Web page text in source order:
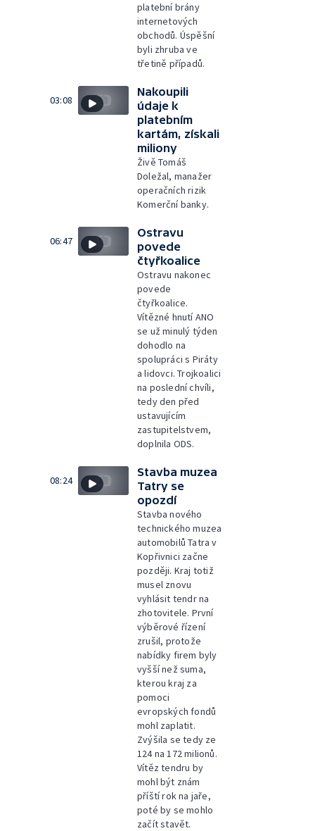
platební brány
internetových
obchodů. Úspěšní
byli zhruba ve
třetině případů.
03:08
Nakoupili
údaje k
platebním
kartám, získali
miliony
Živě Tomáš
Doležal, manažer
operačních rizik
Komerční banky.
06:47
Ostravu
povede
čtyřkoalice
Ostravu nakonec
povede
čtyřkoalice.
Vítězné hnutí ANO
se už minulý týden
dohodlo na
spolupráci s Piráty
a lidovci. Trojkoalici
na poslední chvíli,
tedy den před
ustavujícím
zastupitelstvem,
doplnila ODS.
08:24
Stavba muzea
Tatry se
opozdí
Stavba nového
technického muzea
automobilů Tatra v
Kopřivnici začne
později. Kraj totiž
musel znovu
vyhlásit tendr na
zhotovitele. První
výběrové řízení
zrušil, protože
nabídky firem byly
vyšší než suma,
kterou kraj za
pomoci
evropských fondů
mohl zaplatit.
Zvýšila se tedy ze
124 na 172 milionů.
Vítěz tendru by
mohl být znám
příští rok na jaře,
poté by se mohlo
začít stavět.